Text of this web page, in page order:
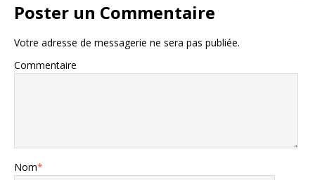
Poster un Commentaire
Votre adresse de messagerie ne sera pas publiée.
Commentaire
Nom*